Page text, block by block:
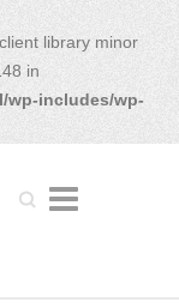
library minor
in
wp-includes/wp-
Search